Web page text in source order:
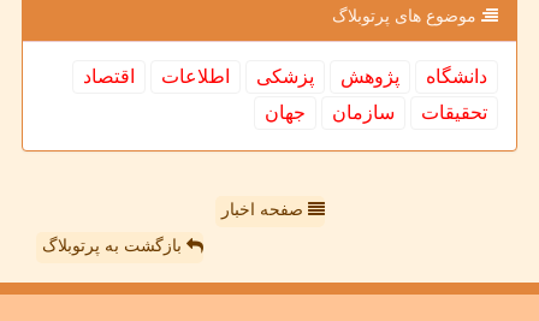
موضوع های پرتوبلاگ
دانشگاه پژوهش پزشكی اطلاعات
اقتصاد
تحقیقات
سازمان جهان
صفحه اخبار
بازگشت به پرتوبلاگ